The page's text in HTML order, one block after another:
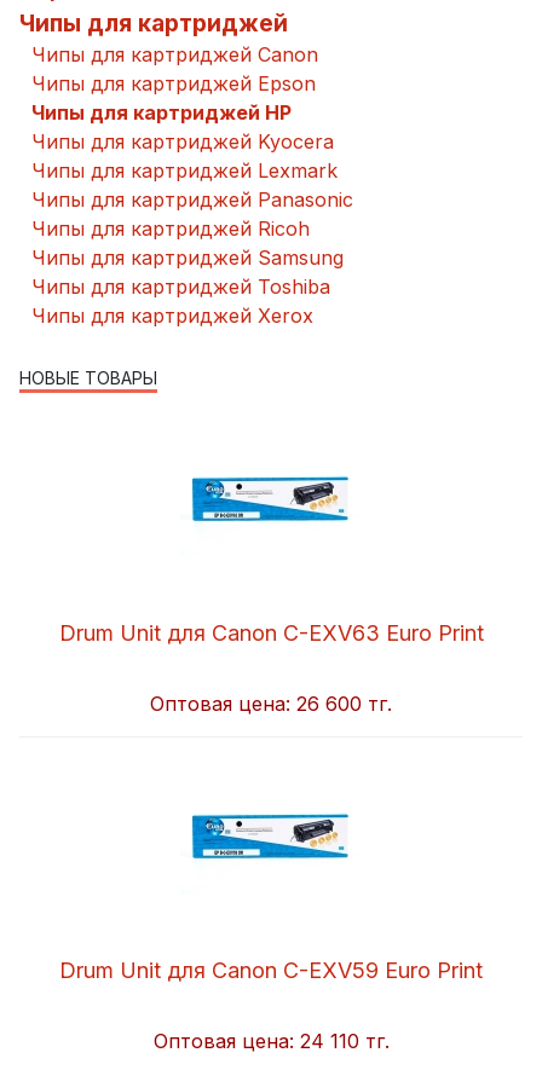
Чипы для картриджей
Чипы для картриджей Canon
Чипы для картриджей Epson
Чипы для картриджей HP
Чипы для картриджей Kyocera
Чипы для картриджей Lexmark
Чипы для картриджей Panasonic
Чипы для картриджей Ricoh
Чипы для картриджей Samsung
Чипы для картриджей Toshiba
Чипы для картриджей Xerox
НОВЫЕ ТОВАРЫ
Drum Unit для Canon C-EXV63 Euro Print
Оптовая цена: 26 600 тг.
Drum Unit для Canon C-EXV59 Euro Print
Оптовая цена: 24 110 тг.